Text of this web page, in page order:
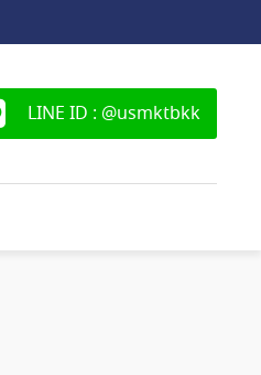
LINE ID : @usmktbkk